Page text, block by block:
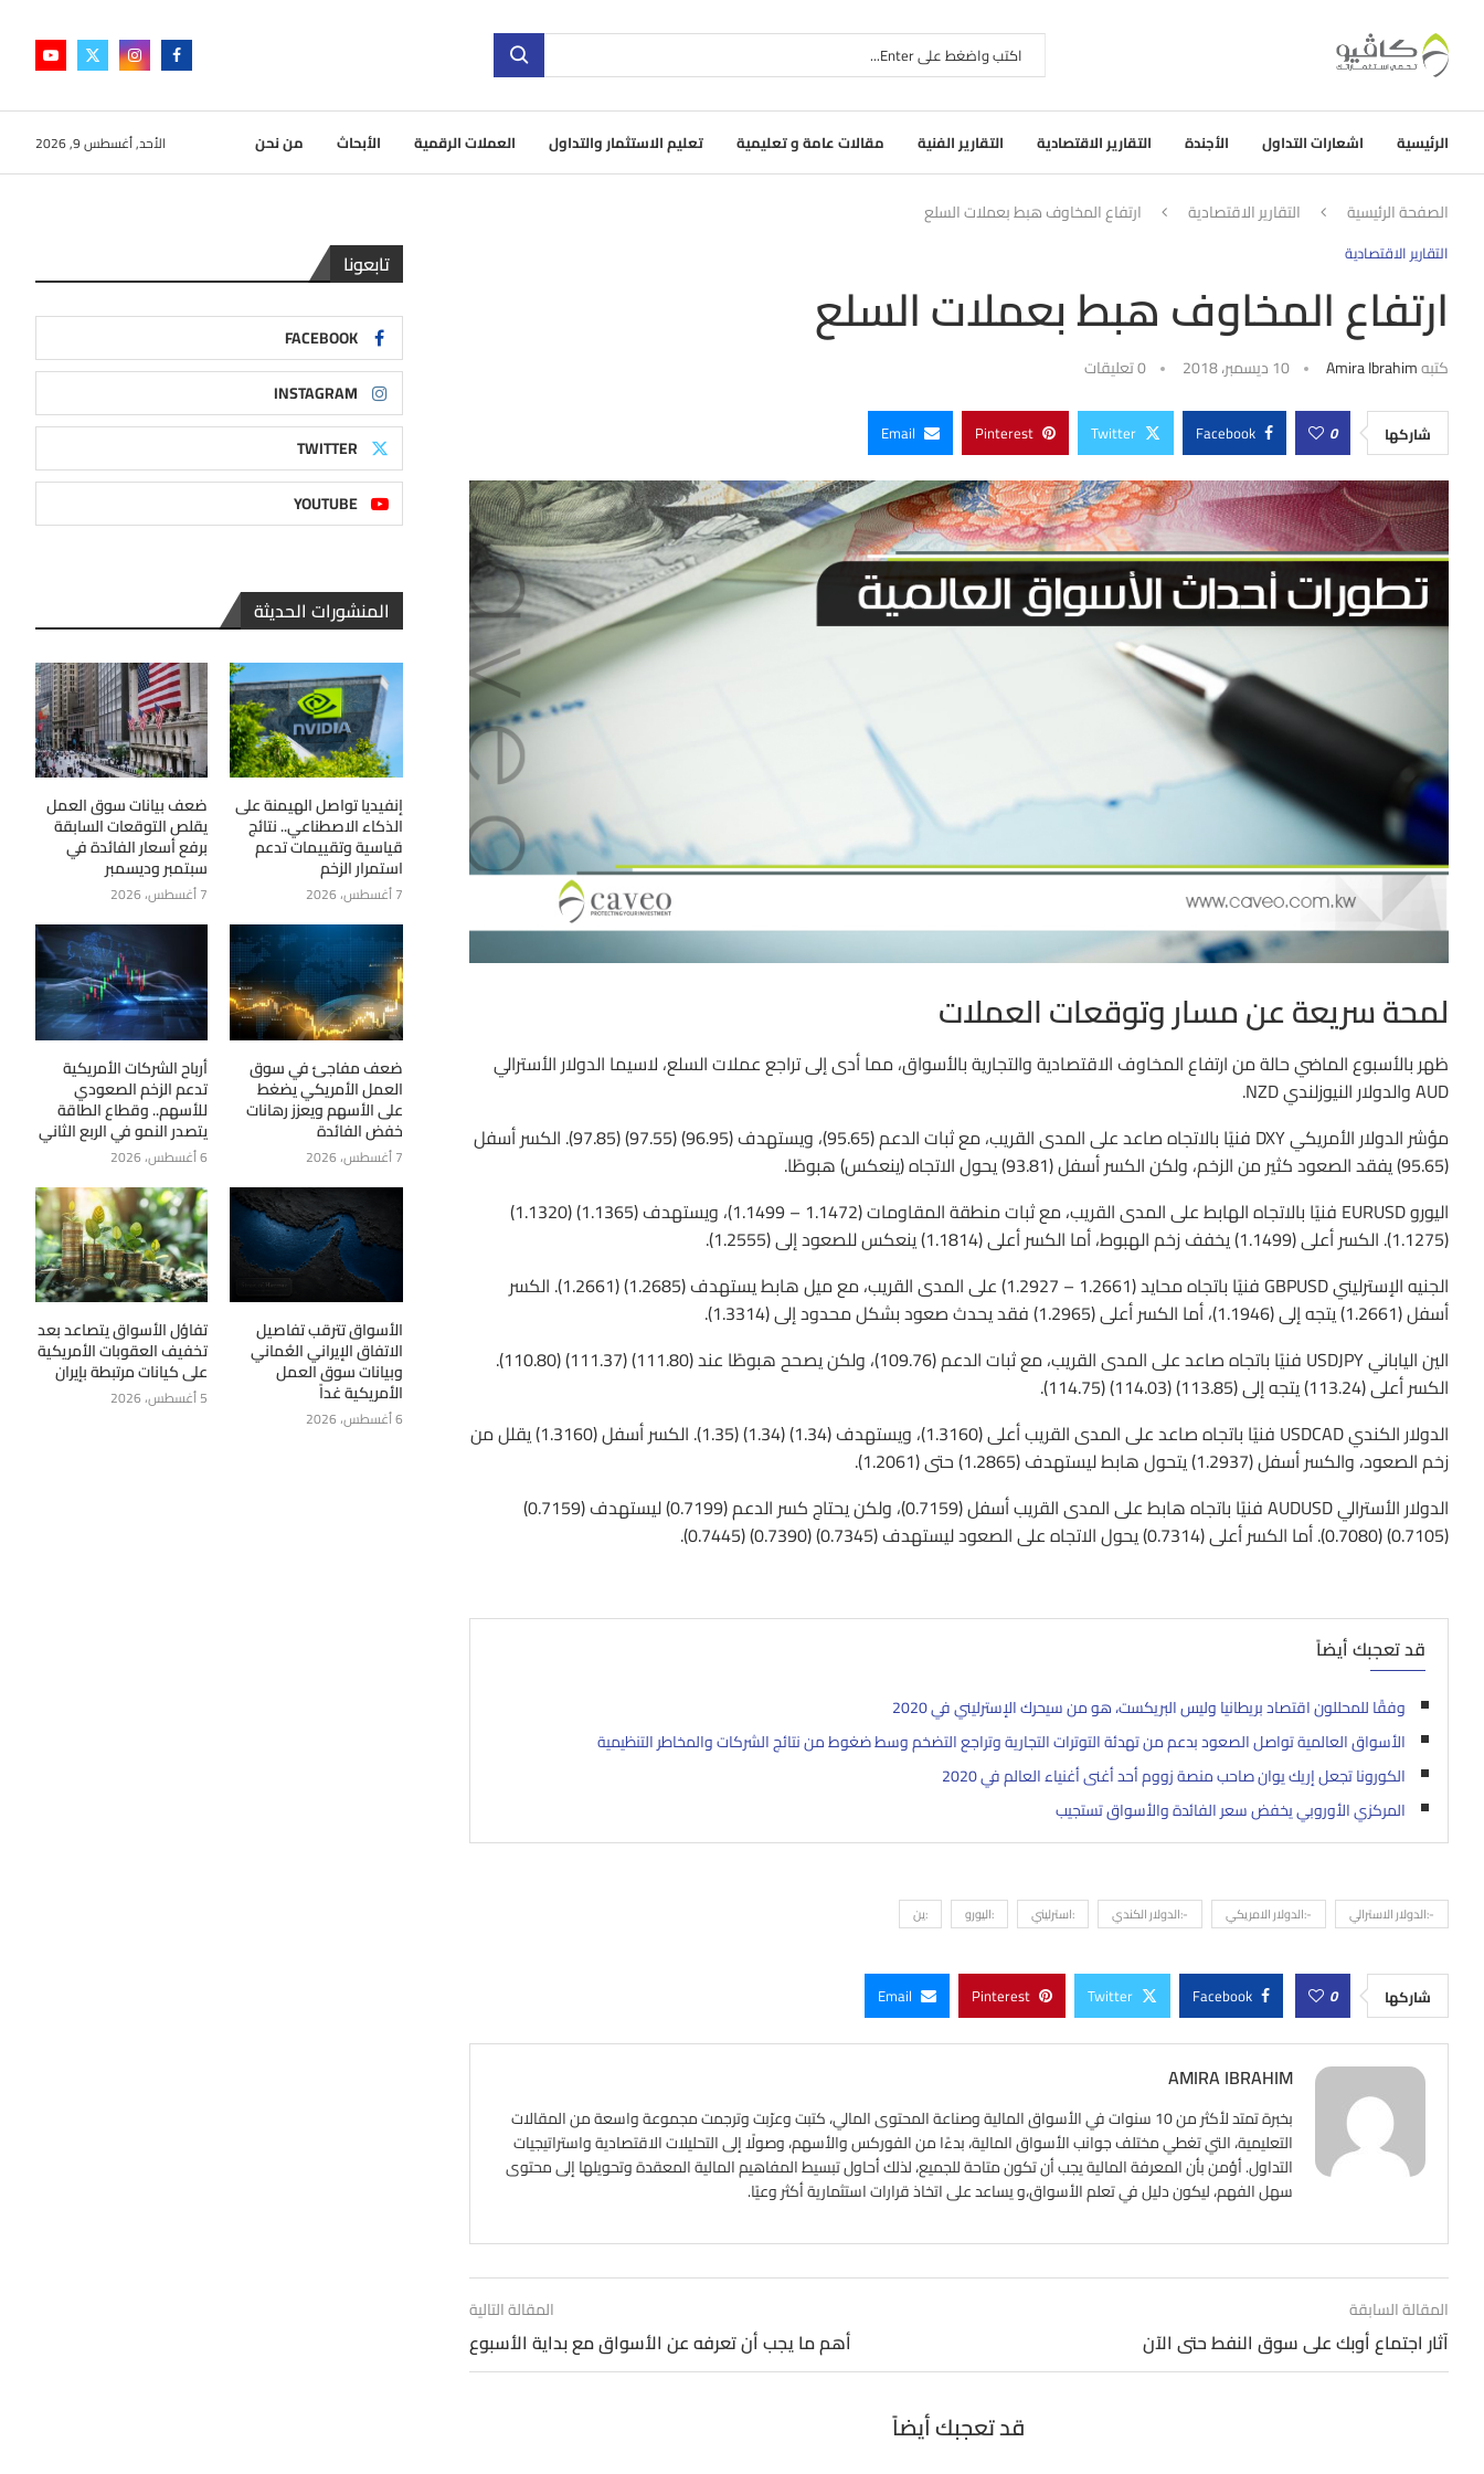
الرئيسية اشعارات التداول الأجندة التقارير الاقتصادية التقارير الفنية مقالات عامة و تعليمية تعليم الاستثمار والتداول العملات الرقمية الأبحاث من نحن الأحد, أغسطس 9, 2026
الصفحة الرئيسية التقارير الاقتصادية ارتفاع المخاوف هبط بعملات السلع
التقارير الاقتصادية
ارتفاع المخاوف هبط بعملات السلع
كتبهAmira Ibrahim 10 ديسمبر، 2018 0 تعليقات
شاركها 0
Facebook
Twitter
Pinterest
Email
لمحة سريعة عن مسار وتوقعات العملات
ظهر بالأسبوع الماضي حالة من ارتفاع المخاوف الاقتصادية والتجارية بالأسواق، مما أدى إلى تراجع عملات السلع، لاسيما الدولار الأسترالي
AUD والدولار النيوزلندي NZD.
مؤشر الدولار الأمريكي DXY ‏فنيًا بالاتجاه صاعد على المدى القريب، مع ثبات الدعم (95.65)، ويستهدف (96.95) (97.55) (97.85). الكسر أسفل
(95.65) يفقد الصعود كثير من الزخم، ولكن الكسر أسفل (93.81) يحول الاتجاه (ينعكس) هبوطًا.
اليورو EURUSD فنيًا بالاتجاه الهابط على المدى القريب، مع ثبات منطقة المقاومات (1.1472 – 1.1499)، ويستهدف (1.1365) (1.1320)
(1.1275). الكسر أعلى (1.1499) يخفف زخم الهبوط، أما الكسر أعلى (1.1814) ينعكس للصعود إلى (1.2555).
الجنيه الإسترليني GBPUSD فنيًا باتجاه محايد (1.2661 – 1.2927) على المدى القريب، مع ميل هابط يستهدف (1.2685) (1.2661). الكسر
أسفل (1.2661) يتجه إلى (1.1946)، أما الكسر أعلى (1.2965) فقد يحدث صعود بشكل محدود إلى (1.3314).
الين الياباني USDJPY ‏فنيًا باتجاه صاعد على المدى القريب، مع ثبات الدعم (109.76)، ولكن يصحح هبوطًا عند (111.80) (111.37) (110.80).
الكسر أعلى (113.24) يتجه إلى (113.85) (114.03) (114.75).
الدولار الكندي USDCAD ‏فنيًا باتجاه صاعد على المدى القريب أعلى (1.3160)، ويستهدف (1.34) (1.34) (1.35). الكسر أسفل (1.3160) يقلل من
زخم الصعود، والكسر أسفل (1.2937) يتحول هابط ليستهدف (1.2865) حتى (1.2061).
الدولار الأسترالي AUDUSD ‏فنيًا باتجاه هابط على المدى القريب أسفل (0.7159)، ولكن يحتاج كسر الدعم (0.7199) ليستهدف (0.7159)
(0.7105) (0.7080). أما الكسر أعلى (0.7314) يحول الاتجاه على الصعود ليستهدف (0.7345) (0.7390) (0.7445).
قد تعجبك أيضاً
وفقًا للمحللون اقتصاد بريطانيا وليس البريكست، هو من سيحرك الإسترليني في 2020
الأسواق العالمية تواصل الصعود بدعم من تهدئة التوترات التجارية وتراجع التضخم وسط ضغوط من نتائج الشركات والمخاطر التنظيمية
الكورونا تجعل إريك يوان صاحب منصة زووم أحد أغنى أغنياء العالم في 2020
المركزي الأوروبي يخفض سعر الفائدة والأسواق تستجيب
-:الدولار الاسترالي -:الدولار الامريكي -:الدولار الكندي :استرليني :اليورو :ين
شاركها 0
Facebook
Twitter
Pinterest
Email
AMIRA IBRAHIM
بخبرة تمتد لأكثر من 10 سنوات في الأسواق المالية وصناعة المحتوى المالي، كتبت وعرّبت وترجمت مجموعة واسعة من المقالات
التعليمية، التي تغطي مختلف جوانب الأسواق المالية، بدءًا من الفوركس والأسهم، وصولًا إلى التحليلات الاقتصادية واستراتيجيات
التداول. أؤمن بأن المعرفة المالية يجب أن تكون متاحة للجميع، لذلك أحاول تبسيط المفاهيم المالية المعقدة وتحويلها إلى محتوى
سهل الفهم، ليكون دليل في تعلم الأسواق،و يساعد على اتخاذ قرارات استثمارية أكثر وعيًا.
المقالة السابقة
آثار اجتماع أوبك على سوق النفط حتى الآن
المقالة التالية
أهم ما يجب أن تعرفه عن الأسواق مع بداية الأسبوع
قد تعجبك أيضاً
تابعونا
FACEBOOK
INSTAGRAM
TWITTER
YOUTUBE
المنشورات الحديثة
إنفيديا تواصل الهيمنة على
الذكاء الاصطناعي.. نتائج
قياسية وتقييمات تدعم
استمرار الزخم
7 أغسطس، 2026
ضعف بيانات سوق العمل
يقلص التوقعات السابقة
برفع أسعار الفائدة في
سبتمبر وديسمبر
7 أغسطس، 2026
ضعف مفاجئ في سوق
العمل الأمريكي يضغط
على الأسهم ويعزز رهانات
خفض الفائدة
7 أغسطس، 2026
أرباح الشركات الأمريكية
تدعم الزخم الصعودي
للأسهم.. وقطاع الطاقة
يتصدر النمو في الربع الثاني
6 أغسطس، 2026
الأسواق تترقب تفاصيل
الاتفاق الإيراني العُماني
وبيانات سوق العمل
الأمريكية غداً
6 أغسطس، 2026
تفاؤل الأسواق يتصاعد بعد
تخفيف العقوبات الأمريكية
على كيانات مرتبطة بإيران
5 أغسطس، 2026